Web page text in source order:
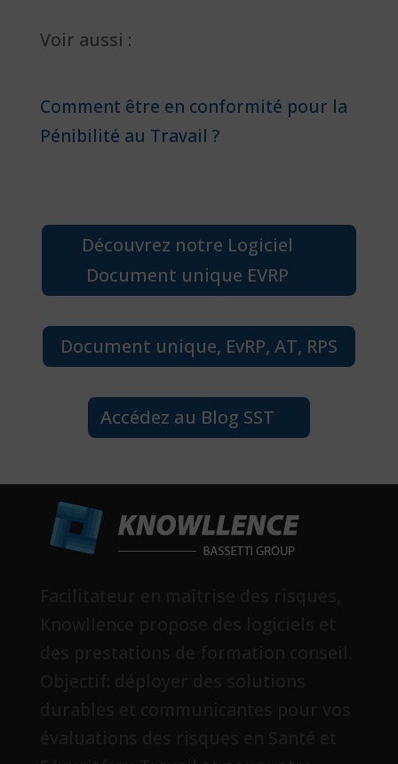
Voir aussi :
Comment être en conformité pour la
Pénibilité au Travail ?
Découvrez notre Logiciel
Document unique EVRP
Document unique, EvRP, AT, RPS
Accédez au Blog SST